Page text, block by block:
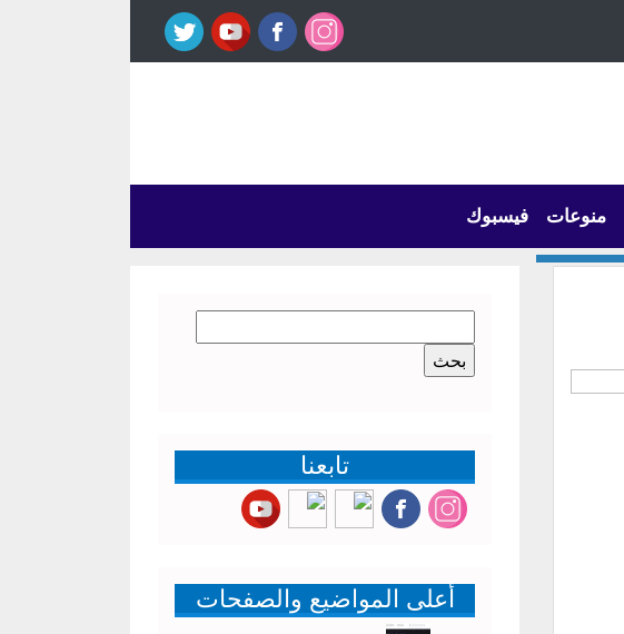
منوعات فيسبوك
عن:
تابعنا
أعلى المواضيع والصفحات